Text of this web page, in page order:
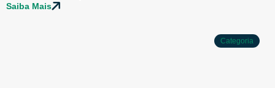
Saiba Mais
Categoria